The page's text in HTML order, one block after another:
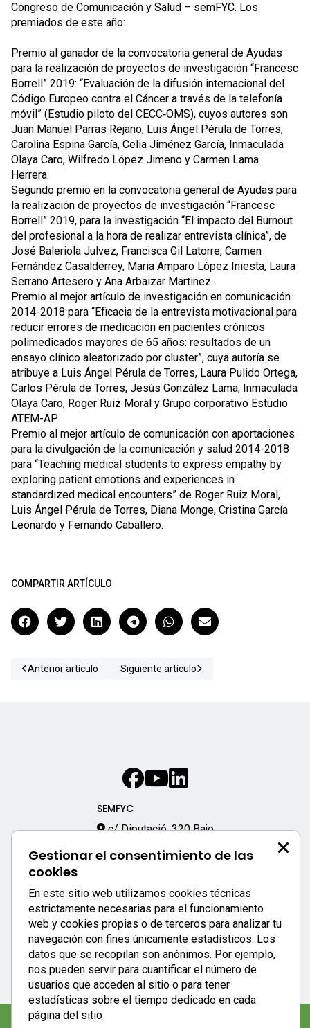
Congreso de Comunicación y Salud – semFYC. Los
premiados de este año:
Premio al ganador de la convocatoria general de Ayudas
para la realización de proyectos de investigación “Francesc
Borrell” 2019: “Evaluación de la difusión internacional del
Código Europeo contra el Cáncer a través de la telefonía
móvil” (Estudio piloto del CECC‐OMS), cuyos autores son
Juan Manuel Parras Rejano, Luis Ángel Pérula de Torres,
Carolina Espina García, Celia Jiménez García, Inmaculada
Olaya Caro, Wilfredo López Jimeno y Carmen Lama
Herrera.
Segundo premio en la convocatoria general de Ayudas para
la realización de proyectos de investigación “Francesc
Borrell” 2019, para la investigación “El impacto del Burnout
del profesional a la hora de realizar entrevista clínica”, de
José Baleriola Julvez, Francisca Gil Latorre, Carmen
Fernández Casalderrey, Maria Amparo López Iniesta, Laura
Serrano Artesero y Ana Arbaizar Martinez.
Premio al mejor artículo de investigación en comunicación
2014-2018 para “Eficacia de la entrevista motivacional para
reducir errores de medicación en pacientes crónicos
polimedicados mayores de 65 años: resultados de un
ensayo clínico aleatorizado por cluster”, cuya autoría se
atribuye a Luis Ángel Pérula de Torres, Laura Pulido Ortega,
Carlos Pérula de Torres, Jesús González Lama, Inmaculada
Olaya Caro, Roger Ruiz Moral y Grupo corporativo Estudio
ATEM-AP.
Premio al mejor artículo de comunicación con aportaciones
para la divulgación de la comunicación y salud 2014-2018
para “Teaching medical students to express empathy by
exploring patient emotions and experiences in
standardized medical encounters” de Roger Ruiz Moral,
Luis Ángel Pérula de Torres, Diana Monge, Cristina García
Leonardo y Fernando Caballero.
COMPARTIR ARTÍCULO
Anterior artículo Siguiente artículo
Gestionar el consentimiento de las
cookies
En este sitio web utilizamos cookies técnicas
estrictamente necesarias para el funcionamiento
web y cookies propias o de terceros para analizar tu
navegación con fines únicamente estadísticos. Los
datos que se recopilan son anónimos. Por ejemplo,
nos pueden servir para cuantificar el número de
usuarios que acceden al sitio o para tener
estadísticas sobre el tiempo dedicado en cada
página del sitio
SEMFYC
c/ Diputació, 320 Bajo
933 170 333
Enlaces destacados:
APP SEMFYC